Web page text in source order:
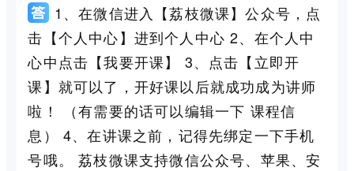
1、在微信进入【荔枝微课】公众号，点
击【个人中心】进到个人中心 2、在个人中
心中点击【我要开课】 3、点击【立即开
课】就可以了，开好课以后就成功成为讲师
啦！ （有需要的话可以编辑一下 课程信
息） 4、在讲课之前，记得先绑定一下手机
号哦。 荔枝微课支持微信公众号、苹果、安